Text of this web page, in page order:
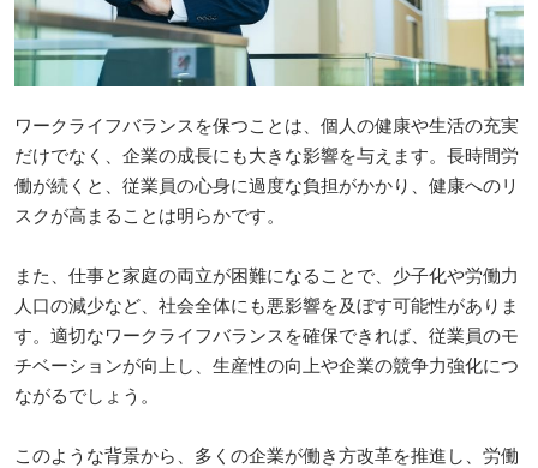
ワークライフバランスを保つことは、個人の健康や生活の充実
だけでなく、企業の成長にも大きな影響を与えます。長時間労
働が続くと、従業員の心身に過度な負担がかかり、健康へのリ
スクが高まることは明らかです。
また、仕事と家庭の両立が困難になることで、少子化や労働力
人口の減少など、社会全体にも悪影響を及ぼす可能性がありま
す。適切なワークライフバランスを確保できれば、従業員のモ
チベーションが向上し、生産性の向上や企業の競争力強化につ
ながるでしょう。
このような背景から、多くの企業が働き方改革を推進し、労働